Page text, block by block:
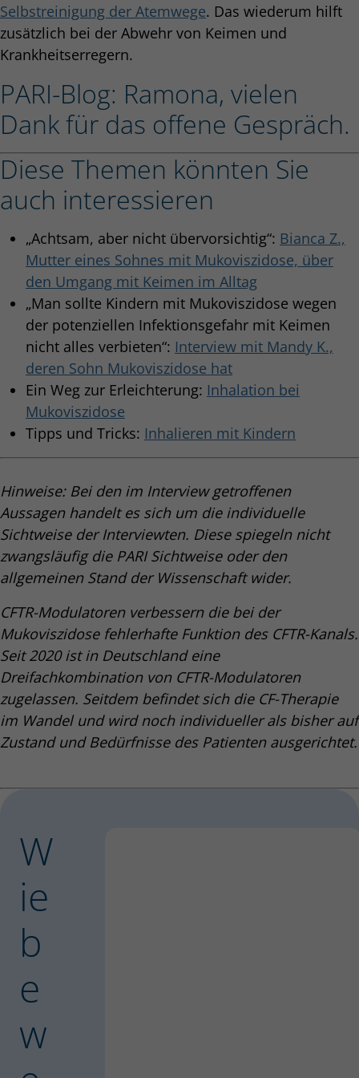
Selbstreinigung der Atemwege. Das wiederum hilft
zusätzlich bei der Abwehr von Keimen und
Krankheitserregern.
PARI-Blog: Ramona, vielen
Dank für das offene Gespräch.
Diese Themen könnten Sie
auch interessieren
„Achtsam, aber nicht übervorsichtig“: Bianca Z.,
Mutter eines Sohnes mit Mukoviszidose, über
den Umgang mit Keimen im Alltag
„Man sollte Kindern mit Mukoviszidose wegen
der potenziellen Infektionsgefahr mit Keimen
nicht alles verbieten“: Interview mit Mandy K.,
deren Sohn Mukoviszidose hat
Ein Weg zur Erleichterung: Inhalation bei
Mukoviszidose
Tipps und Tricks: Inhalieren mit Kindern
Hinweise: Bei den im Interview getroffenen
Aussagen handelt es sich um die individuelle
Sichtweise der Interviewten. Diese spiegeln nicht
zwangsläufig die PARI Sichtweise oder den
allgemeinen Stand der Wissenschaft wider.
CFTR-Modulatoren verbessern die bei der
Mukoviszidose fehlerhafte Funktion des CFTR-Kanals.
Seit 2020 ist in Deutschland eine
Dreifachkombination von CFTR-Modulatoren
zugelassen. Seitdem befindet sich die CF-Therapie
im Wandel und wird noch individueller als bisher auf
Zustand und Bedürfnisse des Patienten ausgerichtet.
W
ie
b
e
w